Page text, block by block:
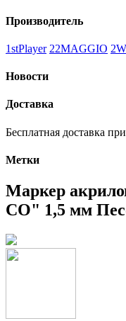
Производитель
1stPlayer 22MAGGIO
Новости
Доставка
Бесплатная доставка
Метки
Маркер
CO" 1,5 мм